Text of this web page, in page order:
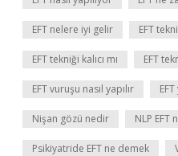
EFT nelere iyi gelir EFT
EFT tekniği kalıcı mı EFT
EFT vuruşu nasıl yapılır
Nişan gözü nedir NLP EFT
Psikiyatride EFT ne demek